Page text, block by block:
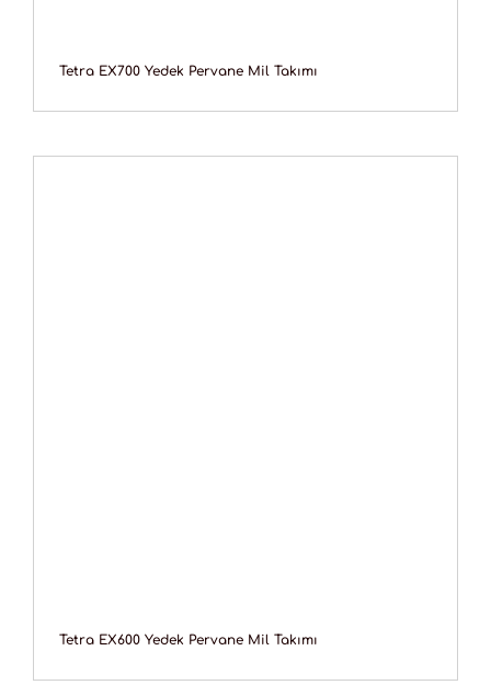
Tetra EX700 Yedek Pervane Mil Takımı
Tetra EX600 Yedek Pervane Mil Takımı